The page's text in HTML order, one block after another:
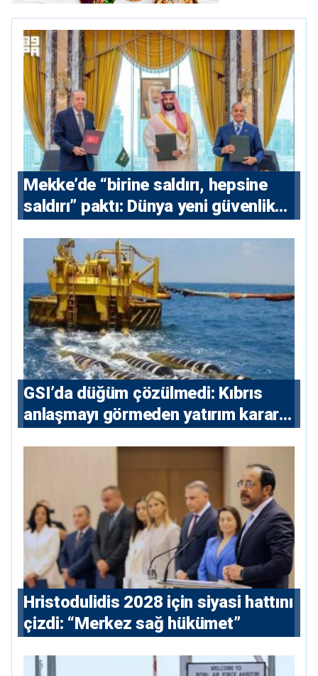
Mekke’de “birine saldırı, hepsine
saldırı” paktı: Dünya yeni güvenlik
GSI’da düğüm çözülmedi: Kıbrıs
anlaşmayı görmeden yatırım kararı
⁠Hristodulidis 2028 için siyasi hattını
çizdi: “Merkez sağ hükümet”